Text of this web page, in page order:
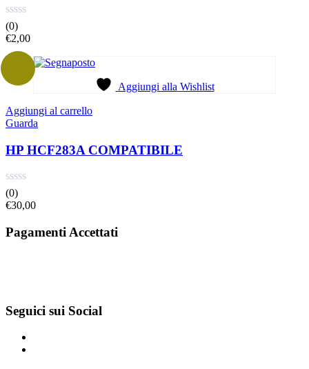
(0)
€2,00
Aggiungi alla Wishlist
Aggiungi al carrello
Guarda
HP HCF283A COMPATIBILE
(0)
€30,00
Pagamenti Accettati
Seguici sui Social